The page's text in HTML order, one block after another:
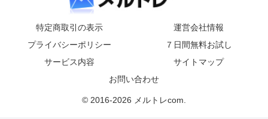
特定商取引の表示
運営会社情報
プライバシーポリシー
７日間無料お試し
サービス内容
サイトマップ
お問い合わせ
© 2016-2026 メルトレcom.